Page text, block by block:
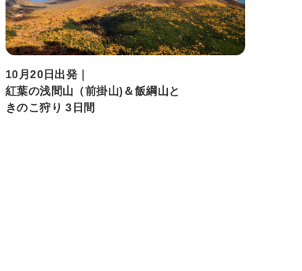
10月20日出発｜
紅葉の浅間山（前掛山)＆飯綱山と
きのこ狩り 3日間